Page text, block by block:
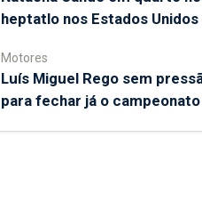
heptatlo nos Estados Unidos
Motores
Luís Miguel Rego sem
para fechar já o campeonato